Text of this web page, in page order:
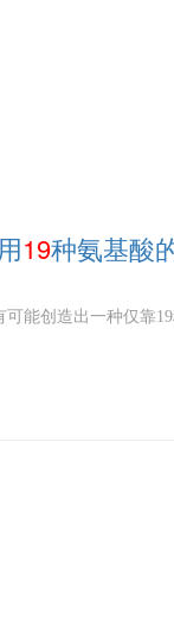
19种氨基酸
能创造出一种仅靠